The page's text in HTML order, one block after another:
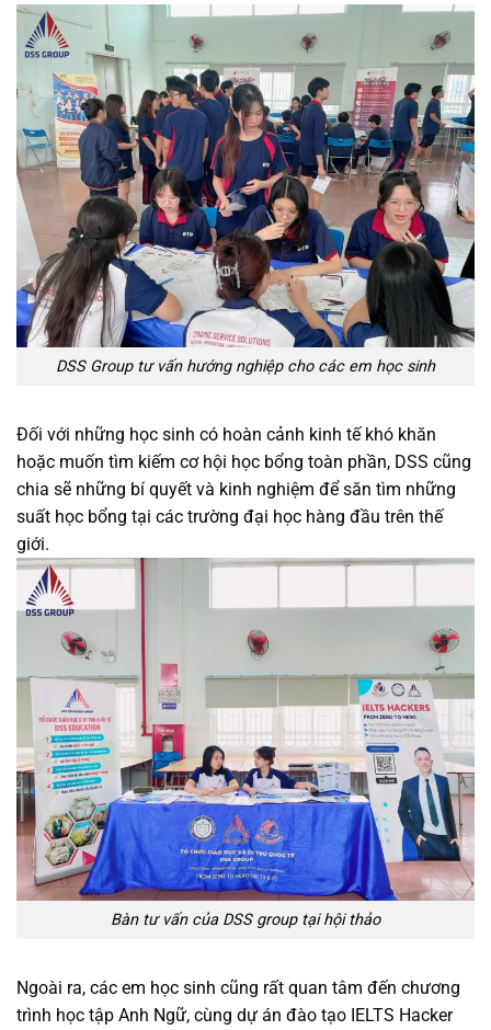
DSS Group tư vấn hướng nghiệp cho các em học sinh
Đối với những học sinh có hoàn cảnh kinh tế khó khăn
hoặc muốn tìm kiếm cơ hội học bổng toàn phần, DSS cũng
chia sẽ những bí quyết và kinh nghiệm để săn tìm những
suất học bổng tại các trường đại học hàng đầu trên thế
giới.
Bàn tư vấn của DSS group tại hội thảo
Ngoài ra, các em học sinh cũng rất quan tâm đến chương
trình học tập Anh Ngữ, cùng dự án đào tạo IELTS Hacker